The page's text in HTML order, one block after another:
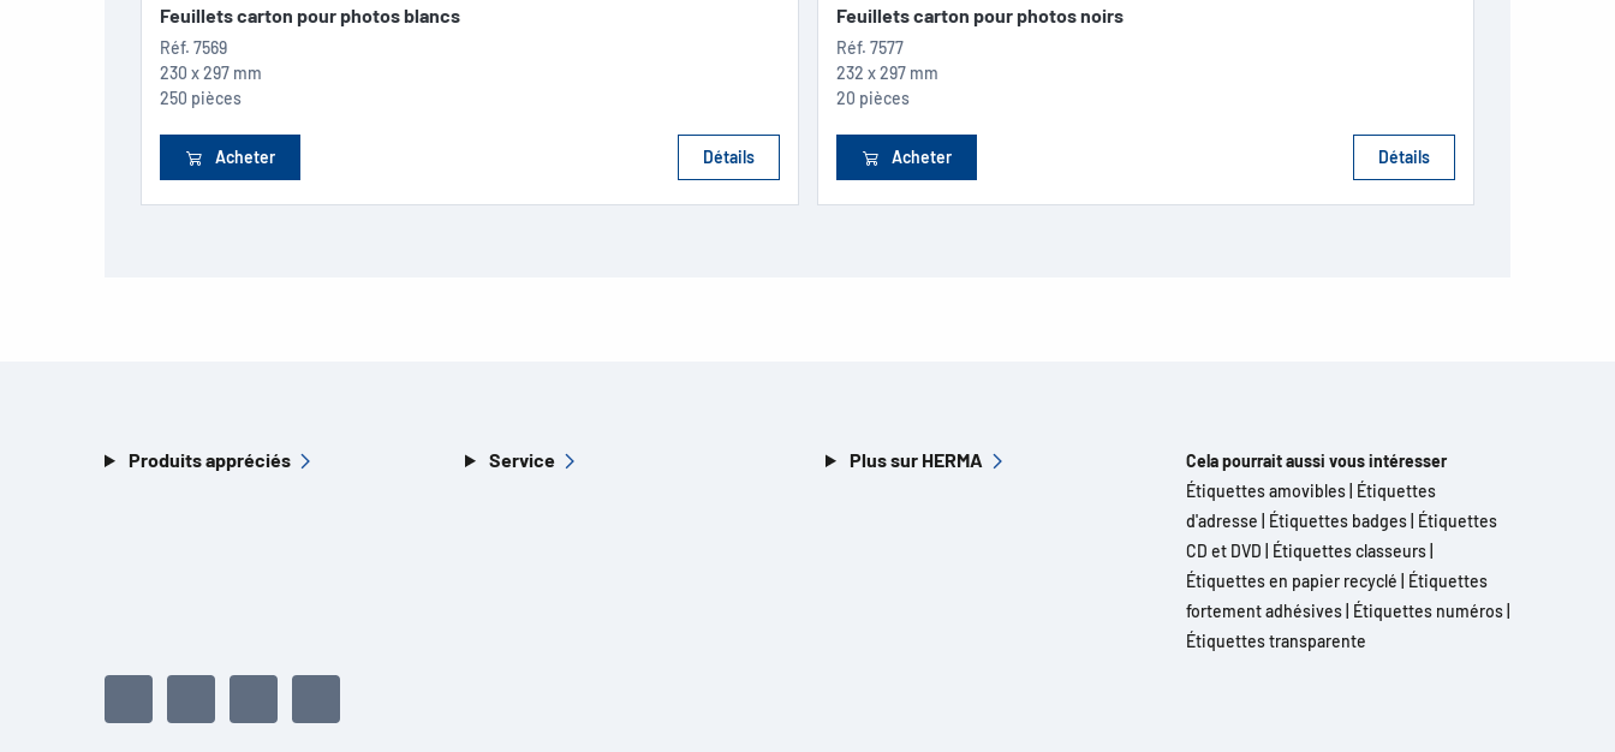
Feuillets carton pour photos blancs
Réf. 7569
230 x 297 mm
250 pièces
Acheter Détails
Feuillets carton pour photos noirs
Réf. 7577
232 x 297 mm
20 pièces
Acheter Détails
Produits appréciés Service Plus sur HERMA
Cela pourrait aussi vous intéresser
Étiquettes amovibles Étiquettes
d'adresse
Étiquettes badges Étiquettes
CD et DVD
Étiquettes classeurs
Étiquettes en papier recyclé
Étiquettes
fortement adhésives Étiquettes numéros
Étiquettes transparente